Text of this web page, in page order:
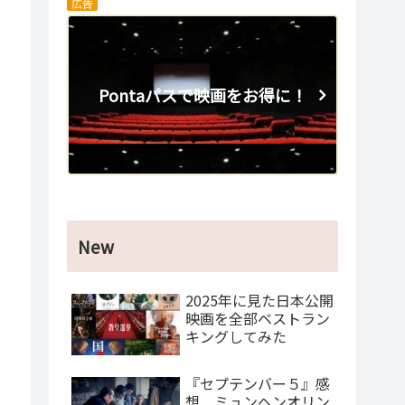
Pontaパスで映画をお得に！
New
2025年に見た日本公開
映画を全部ベストラン
キングしてみた
『セプテンバー５』感